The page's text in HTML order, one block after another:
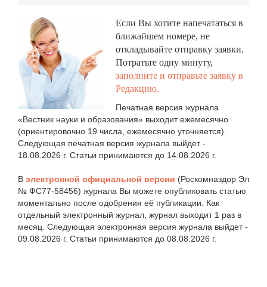
Если Вы хотите напечататься в
ближайшем номере, не
откладывайте отправку заявки.
Потратьте одну минуту,
заполните и отправьте заявку в
Редакцию.
Печатная версия журнала
«Вестник науки и образования» выходит ежемесячно
(ориентировочно 19 числа, ежемесячно уточняется).
Следующая печатная версия журнала выйдет -
18.08.2026 г. Статьи принимаются до 14.08.2026 г.
В электронной официальной версии (Роскомназдор Эл
№ ФС77-58456) журнала Вы можете опубликовать статью
моментально после одобрения её публикации. Как
отдельный электронный журнал, журнал выходит 1 раз в
месяц. Следующая электронная версия журнала выйдет -
09.08.2026 г. Статьи принимаются до 08.08.2026 г.